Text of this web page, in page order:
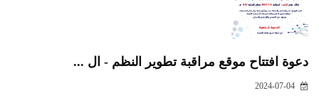
دعوة افتتاح موقع مراقبة تطوير النظم - ال ...